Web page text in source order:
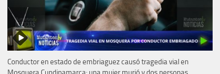
Conductor en estado de embriaguez causó tragedia vial en